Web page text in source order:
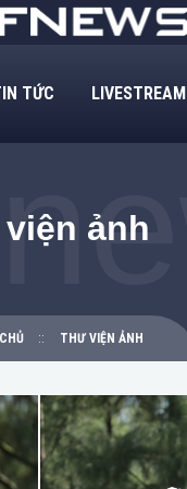
TỨC LIVESTREAM
ảnh
THƯ VIỆN ẢNH